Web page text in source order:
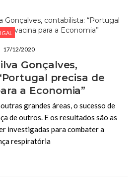
17/12/2020
Gonçalves,
precisa de
a Economia”
grandes áreas, o sucesso de
de outros. E os resultados são as
investigadas para combater a
respiratória